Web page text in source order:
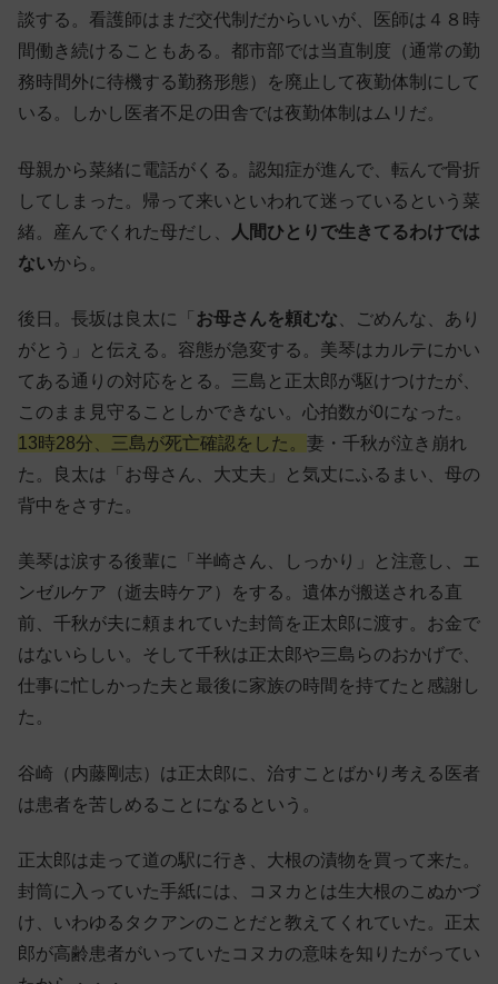
談する。看護師はまだ交代制だからいいが、医師は４８時
間働き続けることもある。都市部では当直制度（通常の勤
務時間外に待機する勤務形態）を廃止して夜勤体制にして
いる。しかし医者不足の田舎では夜勤体制はムリだ。
母親から菜緒に電話がくる。認知症が進んで、転んで骨折
してしまった。帰って来いといわれて迷っているという菜
緒。産んでくれた母だし、
人間ひとりで生きてるわけでは
ないから。
後日。長坂は良太に「 お母さんを頼むな 、ごめんな、あり
がとう」と伝える。容態が急変する。美琴はカルテにかい
てある通りの対応をとる。三島と正太郎が駆けつけたが、
このまま見守ることしかできない。心拍数が0になった。
13時28分、三島が死亡確認をした。 妻・千秋が泣き崩れ
た。良太は「お母さん、大丈夫」と気丈にふるまい、母の
背中をさすた。
美琴は涙する後輩に「半崎さん、しっかり」と注意し、エ
ンゼルケア（逝去時ケア）をする。遺体が搬送される直
前、千秋が夫に頼まれていた封筒を正太郎に渡す。お金で
はないらしい。そして千秋は正太郎や三島らのおかげで、
仕事に忙しかった夫と最後に家族の時間を持てたと感謝し
た。
谷崎（内藤剛志）は正太郎に、治すことばかり考える医者
は患者を苦しめることになるという。
正太郎は走って道の駅に行き、大根の漬物を買って来た。
封筒に入っていた手紙には、コヌカとは生大根のこぬかづ
け、いわゆるタクアンのことだと教えてくれていた。正太
郎が高齢患者がいっていたコヌカの意味を知りたがってい